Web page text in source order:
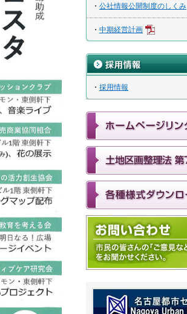
・ 公社情報公開制度のしくみ
・ 中期経営計画
・ 採用情報